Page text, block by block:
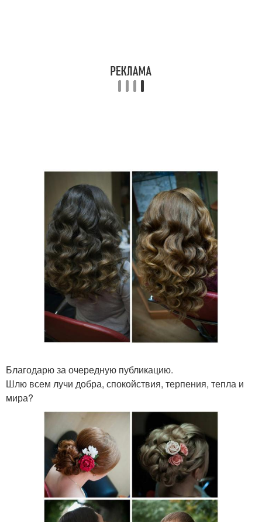
Благодарю за очередную публикацию.
Шлю всем лучи добра, спокойствия, терпения, тепла и
мира?